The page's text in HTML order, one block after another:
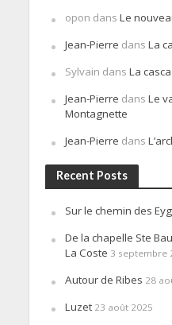
opon dans Le
Jean-Pierre dans La
Sylvain dans La
Jean-Pierre dans Le
Montagnette
Jean-Pierre dans
Recent Posts
Sur le chemin des
De la chapelle Ste
La Coste 3 septembre
Autour de Ribes 28
Luzet 23 août 2025